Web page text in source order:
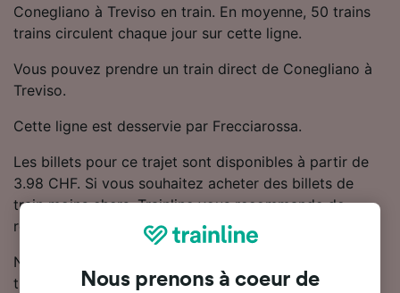
Conegliano à Treviso en train. En moyenne, 50 trains
trains circulent chaque jour sur cette ligne.
Vous pouvez prendre un train direct de Conegliano à
Treviso.
Cette ligne est desservie par Frecciarossa.
Les billets pour ce trajet sont disponibles à partir de
3.98 CHF. Si vous souhaitez acheter des billets de
train moins chers, Trainline vous recommande de
réserver à l'avance.
Notre planificateur de voyage est l'endroit idéal pour
trouver les horaires, les billets et les tarifs les moins
Nous prenons à coeur de